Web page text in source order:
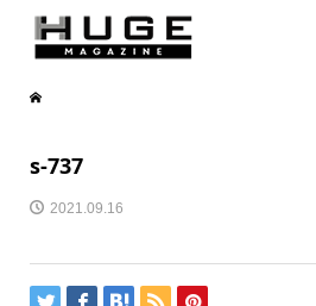
s-737
2021.09.16